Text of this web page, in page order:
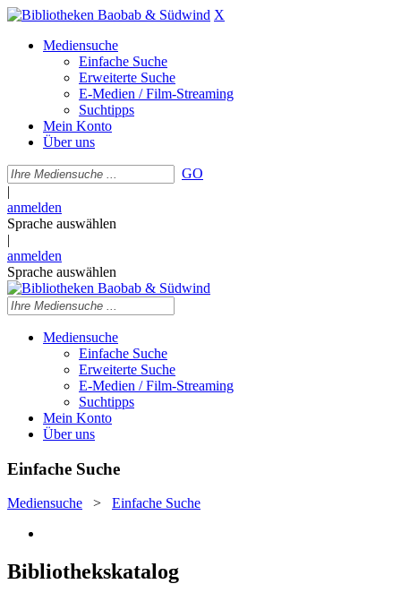
X
Mediensuche
Einfache Suche
Erweiterte Suche
E-Medien / Film-Streaming
Suchtipps
Mein Konto
Über uns
GO
|
anmelden
Sprache auswählen
|
anmelden
Sprache auswählen
Mediensuche
Einfache Suche
Erweiterte Suche
E-Medien / Film-Streaming
Suchtipps
Mein Konto
Über uns
Einfache Suche
Mediensuche > Einfache Suche
Bibliothekskatalog